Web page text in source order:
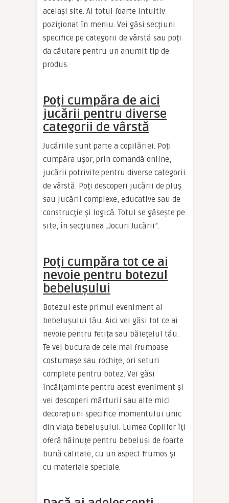
acelaşi site. Ai totul foarte intuitiv
poziţionat în meniu. Vei găsi secţiuni
specifice pe categorii de vârstă sau poţi
da căutare pentru un anumit tip de
produs.
Poţi cumpăra de aici
jucării pentru diverse
categorii de vârstă
Jucăriile sunt parte a copilăriei. Poţi
cumpăra uşor, prin comandă online,
jucării potrivite pentru diverse categorii
de vârstă. Poţi descoperi jucării de pluş
sau jucării complexe, educative sau de
construcţie şi logică. Totul se găseşte pe
site, în secţiunea „Jocuri Jucării”.
Poţi cumpăra tot ce ai
nevoie pentru botezul
bebeluşului
Botezul este primul eveniment al
bebeluşului tău. Aici vei găsi tot ce ai
nevoie pentru fetiţa sau băieţelul tău.
Te vei bucura de cele mai frumoase
costumaşe sau rochiţe, ori seturi
complete pentru botez. Vei găsi
încălţaminte pentru acest eveniment şi
vei descoperi mărturii sau alte mici
decoraţiuni specifice momentului unic
din viaţa bebeluşului. Lumea Copiilor îţi
oferă hăinuţe pentru bebeluşi de foarte
bună calitate, cu un aspect frumos şi
cu materiale speciale.